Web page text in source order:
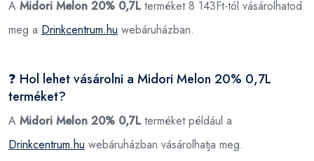
A Midori Melon 20% 0,7Lterméket 8 143Ft-tól vásárolhatod
meg a Drinkcentrum.hu webáruházban.
❓ Hol lehet vásárolni a Midori Melon 20% 0,7L
terméket?
A Midori Melon 20% 0,7Lterméket például a
Drinkcentrum.hu webáruházban vásárolhatja meg.